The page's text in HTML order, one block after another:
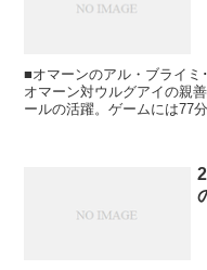
■オマーンのアル・ブライ
オマーン対ウルグアイの親
ールの活躍。ゲームには77